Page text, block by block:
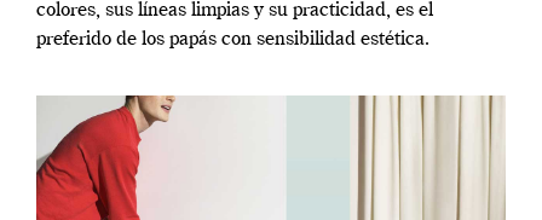
colores, sus líneas limpias y su practicidad, es el
preferido de los papás con sensibilidad estética.